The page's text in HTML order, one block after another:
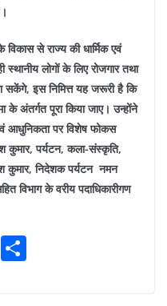
से राज्य की धार्मिक एवं
स्थानीय लोगों के लिए रोजगार तथा
इस निमित्त यह जरूरी है कि
के अंतर्गत पूरा किया जाए। उन्होंने
आधुनिकता पर विशेष फोकस
कुमार, पर्यटन, कला-संस्कृति,
कुमार, निदेशक पर्यटन नमन
विभाग के वरीय पदाधिकारीगण
E